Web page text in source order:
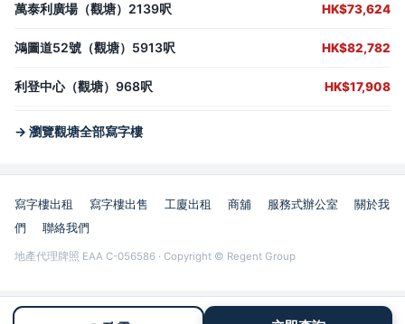
萬泰利廣場（觀塘）2139呎 HK$73,624
鴻圖道52號（觀塘）5913呎 HK$82,782
利登中心（觀塘）968呎 HK$17,908
→ 瀏覽觀塘全部寫字樓
寫字樓出租 寫字樓出售 工廈出租 商舖 服務式辦公室
關於我
們
聯絡我們
地產代理牌照 EAA C-056586 · Copyright © Regent Group